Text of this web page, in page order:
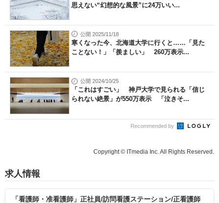
思えない“幻想的な風景”に24万いい...
公開 2025/11/18
寒くなった今、北海道大学に行くと……「見た
ことない！」「羨ましい」 260万表示...
公開 2024/10/25
「これはすごい」 神戸大学で見られる「信じ
られない絶景」が550万表示 「泣きそ...
Recommended by
Copyright © ITmedia Inc. All Rights Reserved.
求人情報
「看護師・准看護師」正社員/訪問看護ステーション/正看護師